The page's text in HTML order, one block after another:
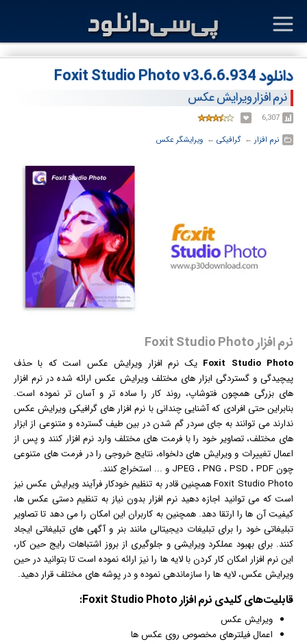
دانلود Foxit Studio Photo v3.6.6.934
نرم افزار ویرایش عکس
6,307
نرم افزار ← ‏گرافیکی ← ‏ ویرایشگر عکس
نرم افزار Foxit Studio Photo
Foxit Studio Photo یک نرم افزار ویرایش عکس است که با حذف
پیچیدگی و گستردگی ابزار های مختلف ویرایش عکس ارائه شده در نرم افزار
های بزرگی همچون فتوشاپ، روند کار را ساده تر و آسان تر نموده است.
بنابراین حتی افرادی که آشنایی چندانی با نرم افزار هایگرافیکی ویرایش عکس
ندارند می توانند به جای سردر گم شدن در بین طیف گسترده و متنوعی از ابزار
های مختلف، تصاویر خود را با فرمت های مختلف وارد نرم افزار کنند و پس از
اعمال تغییرات و ویرایش های دلخواه، نتایج خروجی را در فرمت های متنوعی
چون JPEG ، PNG ، PSD ، PDF و ... استخراج کنند.
Foxit Studio Photo همچنین قادر به تنظیم خودکار فرآیند ویرایش عکس نیز
است که می توانید اجازه دهید نرم افزار بدون نیاز به تنظیم دستی عکس ها،
کیفیت آن ها را ارتقا دهد. همچنین به کاربران این امکان را می دهد تا تصاویر
تبلیغاتی خود را برای تبلیغات دیجیتالی مانند بنر و آگهی های تبلیغاتی ایجاد
کنند. برای بهبود عملکرد ویرایشی و جلوگیری از بروز اشتباهات رایج حین کار،
این نرم افزار امکان کار کردن با لایه ها را نیز ارائه نموده است تا بتوانید در حین
ویرایش عکس، لایه ها را سازماندهی نموده و در پوشه های مختلف قرار دهید.
قابلیت‌های کلیدی نرم افزار
ویرایش عکس
اعمال فیلترهای مخصوص روی عکس ها